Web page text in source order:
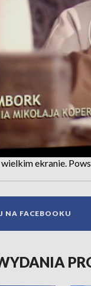
ekranie.
NA FACEBOOKU